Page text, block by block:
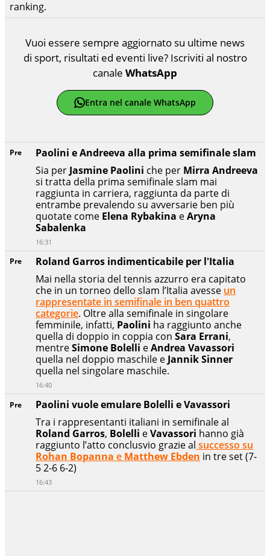
ranking.
Pre
Paolini vuole emulare Bolelli e Vavassori
Tra i rappresentanti italiani in semifinale al
Roland Garros, Bolelli eVavassori hanno già
raggiunto l’atto conclusvio grazie al successo su
Rohan Bopanna e Matthew Ebden in tre set (7-
5 2-6 6-2)
16:43
Pre
Roland Garros indimenticabile per l'Italia
Mai nella storia del tennis azzurro era capitato
che in un torneo dello slam l’Italia avesse un
rappresentate in semifinale in ben quattro
categorie. Oltre alla semifinale in singolare
femminile, infatti, Paolini ha raggiunto anche
quella di doppio in coppia con Sara Errani,
mentreSimone Bolelli eAndrea Vavassori
quella nel doppio maschile e Jannik Sinner
quella nel singolare maschile.
16:40
Pre
Paolini e Andreeva alla prima semifinale slam
Sia per Jasmine Paolini che per Mirra Andreeva
si tratta della prima semifinale slam mai
raggiunta in carriera, raggiunta da parte di
entrambe prevalendo su avversarie ben più
quotate come Elena Rybakina eAryna
Sabalenka
16:31
Vuoi essere sempre aggiornato su ultime news
di sport, risultati ed eventi live? Iscriviti al nostro
canale WhatsApp
Entra nel canale WhatsApp